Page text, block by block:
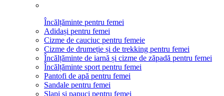
Încălțăminte pentru femei
Adidași pentru femei
Cizme de cauciuc pentru femeie
Cizme de drumeție și de trekking pentru femei
Încălțăminte de iarnă și cizme de zăpadă pentru femei
Încălțăminte sport pentru femei
Pantofi de apă pentru femei
Sandale pentru femei
Șlapi și papuci pentru femei